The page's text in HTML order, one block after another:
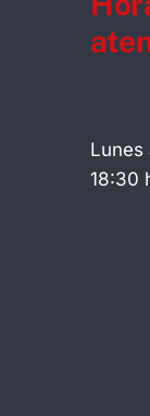
Lunes
18:30